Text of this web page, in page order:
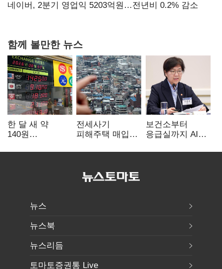
숙제
네이버, 2분기 영업익 5203억원…전년비 0.2% 감소
함께 볼만한 뉴스
한 달 새 약
140원
엔저'에 원화
전세사기
피해주택 매입
누적 피해자
보건소부터
응급실까지 AI
혁신 본격화
뉴스
뉴스북
뉴스리듬
토마토증권통 Live